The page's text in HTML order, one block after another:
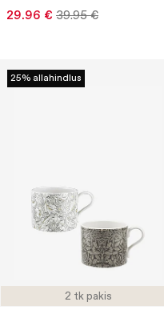
29.96 € 39.95 €
2 tk pakis
25% allahindlus